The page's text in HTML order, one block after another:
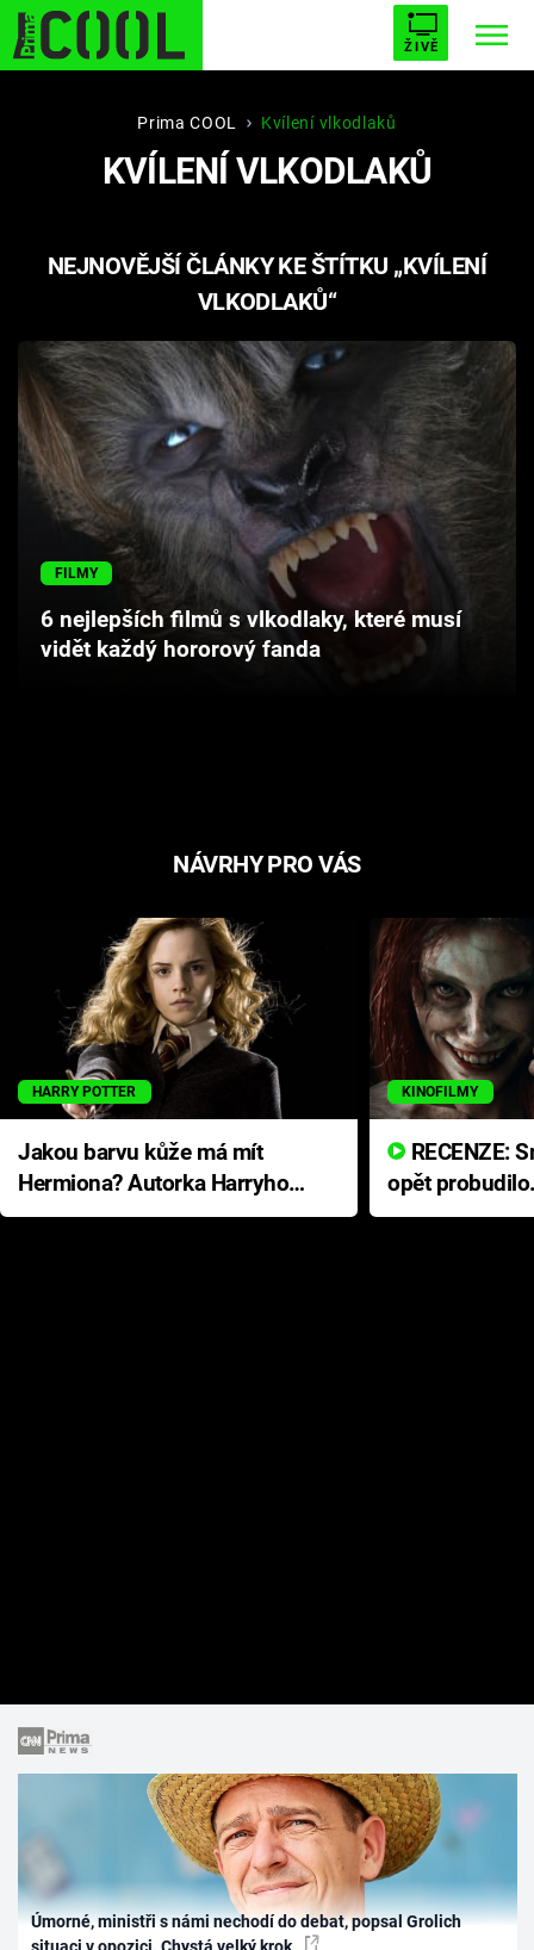
ŽIVĚ
STARHOUSE BUFFY, PŘEMOŽITELKA UPÍRŮ
PLNEJ KOTEL AVENGERS 5
Filmy
Seriály
Hry
Cool Esport
Pořady
Prima COOL Kvílení vlkodlaků
KVÍLENÍ VLKODLAKŮ
NEJNOVĚJŠÍ ČLÁNKY KE ŠTÍTKU „KVÍLENÍ
VLKODLAKŮ“
FILMY
6 nejlepších filmů s vlkodlaky, které musí
vidět každý hororový fanda
NÁVRHY PRO VÁS
HARRY POTTER
Jakou barvu kůže má mít
Hermiona? Autorka Harryho
Pottera přišla s ráznou
KINOFILMY
opět
přichází s
Úmorné, ministři s námi nechodí do debat, popsal Grolich
situaci v opozici. Chystá velký krok